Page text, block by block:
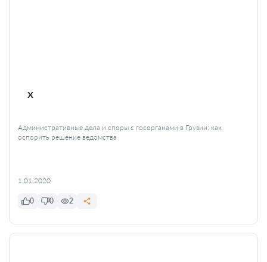
x
Административные дела и споры с госорганами в Грузии: как
оспорить решение ведомства
1.01.2020
0 0 2